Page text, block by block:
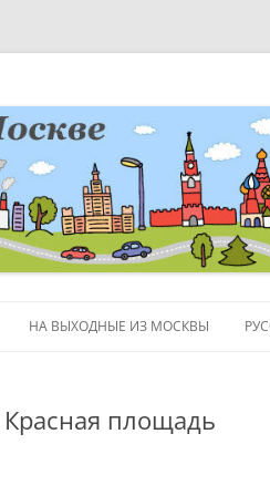
НА ВЫХОДНЫЕ ИЗ МОСКВЫ
площадь